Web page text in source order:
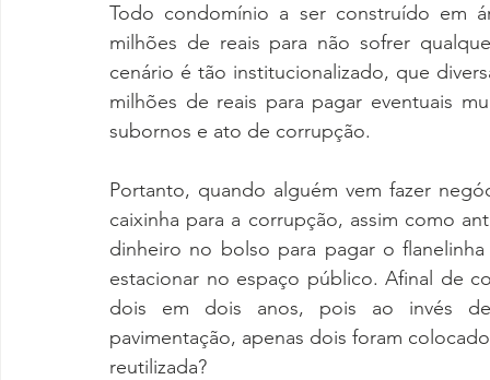
Todo condomínio a ser construído em
milhões de reais para não sofrer
cenário é tão institucionalizado, que
milhões de reais para pagar eventuais
subornos e ato de corrupção.
Portanto, quando alguém vem fazer
caixinha para a corrupção, assim como
dinheiro no bolso para pagar o
estacionar no espaço público. Afinal de
dois em dois anos, pois ao invés
pavimentação, apenas dois foram
reutilizada?